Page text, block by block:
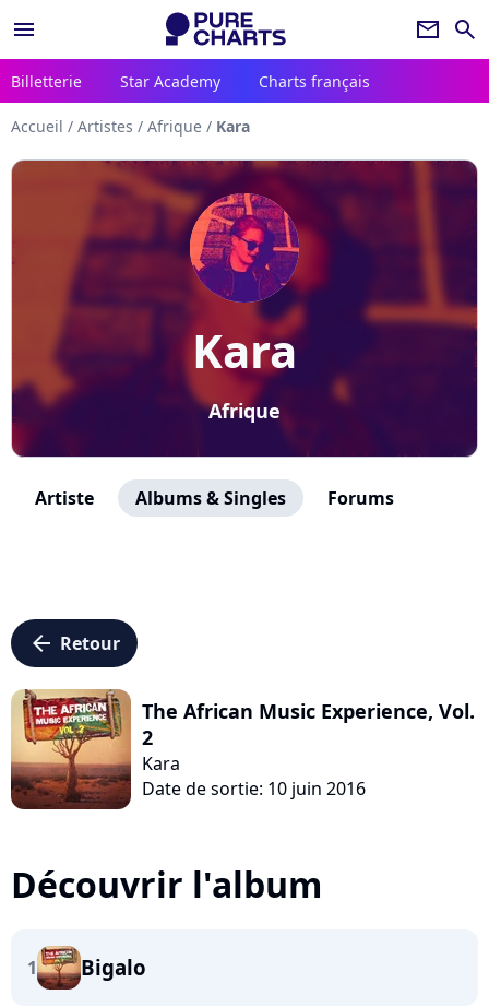
menu newsletter search
Billetterie Star Academy Charts français
Accueil / Artistes / Afrique / Kara
Kara
Afrique
Artiste Albums & Singles Forums
arrow_left Retour
The African Music Experience, Vol.
2
Kara
Date de sortie: 10 juin 2016
Découvrir l'album
1 Bigalo